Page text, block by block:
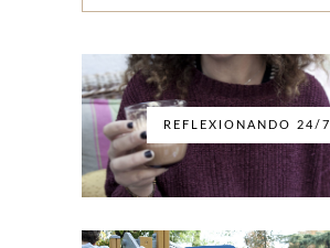
REFLEXIONANDO 24/7